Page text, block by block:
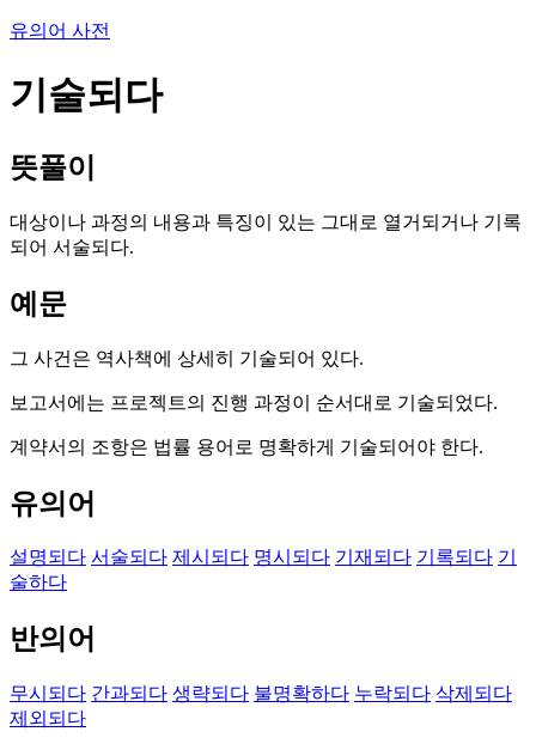
유의어 사전
기술되다
뜻풀이
대상이나 과정의 내용과 특징이 있는 그대로 열거되거나 기록
되어 서술되다.
예문
그 사건은 역사책에 상세히 기술되어 있다.
보고서에는 프로젝트의 진행 과정이 순서대로 기술되었다.
계약서의 조항은 법률 용어로 명확하게 기술되어야 한다.
유의어
설명되다 서술되다 제시되다 명시되다 기재되다 기록되다 기
술하다
반의어
무시되다 간과되다 생략되다 불명확하다 누락되다 삭제되다
제외되다